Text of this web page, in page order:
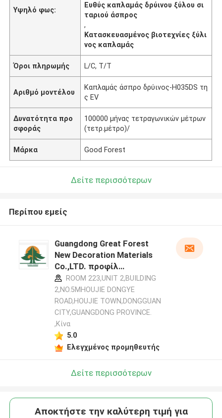
Υψηλό φως:
Ευθύς καπλαμάς δρύινου ξύλου σι
ταριού άσπρος
,
Κατασκευασμένος βιοτεχνίες ξύλι
νος καπλαμάς
Όροι πληρωμής L/C, T/T
Αριθμό μοντέλου
Καπλαμάς άσπρο δρύινος-H035DS τη
ς EV
Δυνατότητα προ
σφοράς
100000 μήνας τετραγωνικών μέτρων
(τετρ.μέτρο)/
Μάρκα Good Forest
Δείτε περισσότερων
Περίπου εμείς
Guangdong Great Forest
New Decoration Materials
Co.,LTD. προφίλ
κατασκευαστή
ROOM 223,UNIT 2,BUILDING
2,NO.5MHOUJIE DONGYE
ROAD,HOUJIE TOWN,DONGGUAN
CITY,GUANGDONG PROVINCE.
,Κίνα
5.0
Ελεγχμένος προμηθευτής
Δείτε περισσότερων
Αποκτήστε την καλύτερη τιμή για